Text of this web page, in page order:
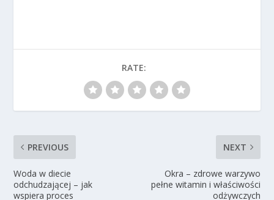
RATE:
PREVIOUS
Woda w diecie
odchudzającej – jak
wspiera proces
NEXT
Okra – zdrowe warzywo
pełne witamin i właściwości
odżywczych